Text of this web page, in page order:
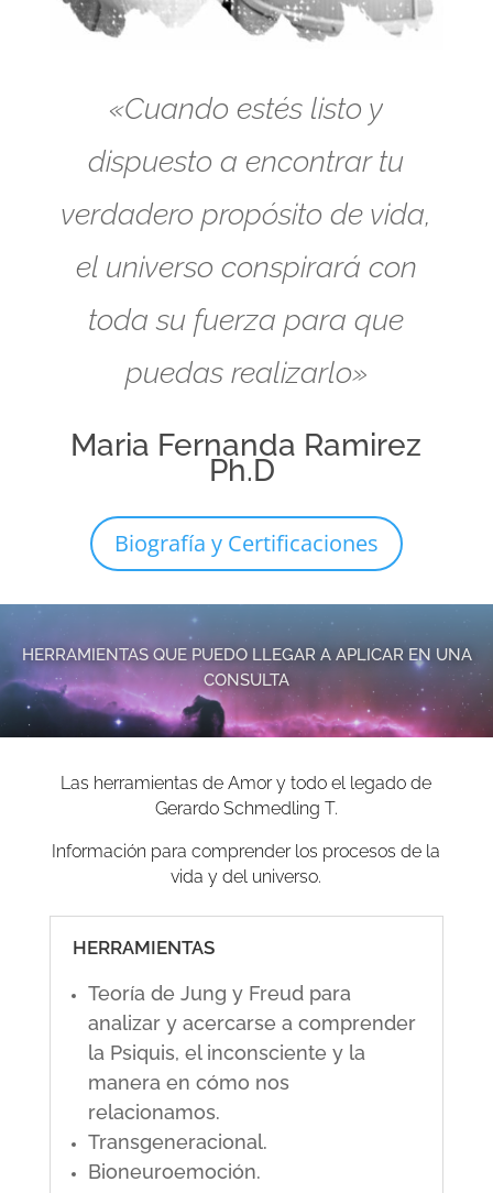
«Cuando estés listo y
dispuesto a encontrar tu
verdadero propósito de vida,
el universo conspirará con
toda su fuerza para que
puedas realizarlo»
Maria Fernanda Ramirez
Ph.D
Biografía y Certificaciones
HERRAMIENTAS QUE PUEDO LLEGAR A APLICAR EN UNA
CONSULTA
Las herramientas de Amor y todo el legado de
Gerardo Schmedling T.
Información para comprender los procesos de la
vida y del universo.
HERRAMIENTAS
Teoría de Jung y Freud para
analizar y acercarse a comprender
la Psiquis, el inconsciente y la
manera en cómo nos
relacionamos.
Transgeneracional.
Bioneuroemoción.